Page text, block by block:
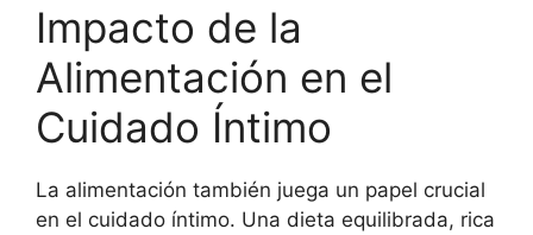
Impacto de la
Alimentación en el
Cuidado Íntimo
La alimentación también juega un papel crucial
en el cuidado íntimo. Una dieta equilibrada, rica